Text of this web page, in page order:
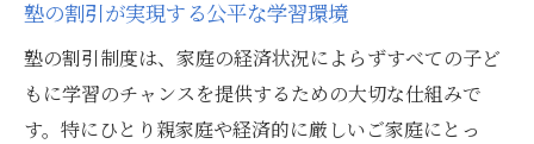
塾の割引が実現する公平な学習環境
塾の割引制度は、家庭の経済状況によらずすべての子ど
もに学習のチャンスを提供するための大切な仕組みで
す。特にひとり親家庭や経済的に厳しいご家庭にとっ